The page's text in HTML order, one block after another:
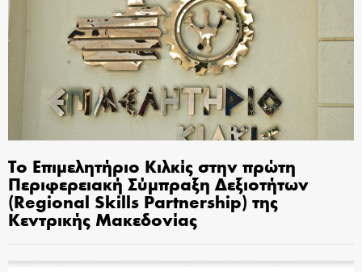
Το Επιμελητήριο Κιλκίς στην πρώτη
Περιφερειακή Σύμπραξη Δεξιοτήτων
(Regional Skills Partnership) της
Κεντρικής Μακεδονίας